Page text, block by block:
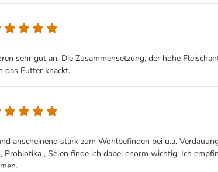
sehr gut an. Die Zusammensetzung, der hohe
das Futter knackt.
anscheinend stark zum Wohlbefinden bei u.a.
, Selen finde ich dabei enorm wichtig. Ich